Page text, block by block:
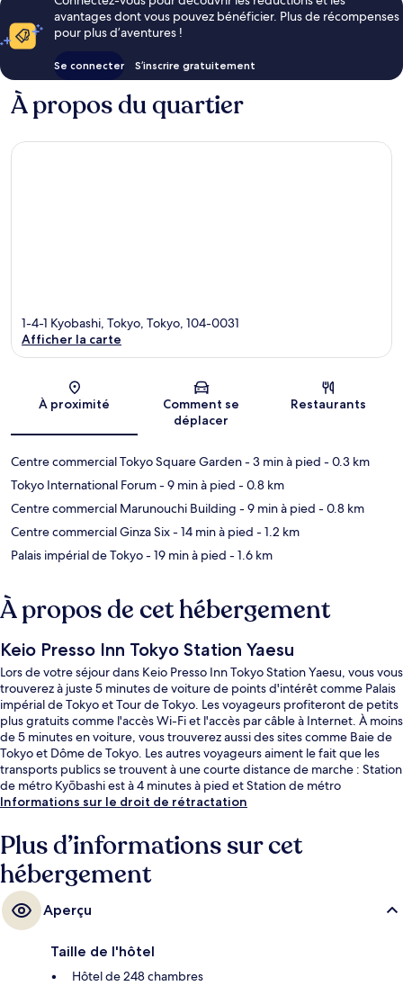
avantages dont vous pouvez bénéficier. Plus de récompenses
pour plus d’aventures !
Se connecter S’inscrire gratuitement
À propos du quartier
Carte
1-4-1 Kyobashi, Tokyo, Tokyo, 104-0031
Afficher la carte
À proximité
Comment se
déplacer
Restaurants
Centre commercial Tokyo Square Garden- 3 min à pied - 0.3 km
Tokyo International Forum- 9 min à pied - 0.8 km
Centre commercial Marunouchi Building - 9 min à pied - 0.8 km
Centre commercial Ginza Six- 14 min à pied - 1.2 km
Palais impérial de Tokyo- 19 min à pied - 1.6 km
À propos de cet hébergement
Keio Presso Inn Tokyo Station Yaesu
Lors de votre séjour dans Keio Presso Inn Tokyo Station Yaesu, vous vous
trouverez à juste 5 minutes de voiture de points d'intérêt comme Palais
impérial de Tokyo et Tour de Tokyo. Les voyageurs profiteront de petits
plus gratuits comme l'accès Wi-Fi et l'accès par câble à Internet. À moins
de 5 minutes en voiture, vous trouverez aussi des sites comme Baie de
Tokyo et Dôme de Tokyo. Les autres voyageurs aiment le fait que les
transports publics se trouvent à une courte distance de marche : Station
de métro Kyōbashi est à 4 minutes à pied et Station de métro
Nihombashi, à 5 minutes.
Informations sur le droit de rétractation
Plus d’informations sur cet
hébergement
Aperçu
Taille de l'hôtel
Hôtel de 248 chambres